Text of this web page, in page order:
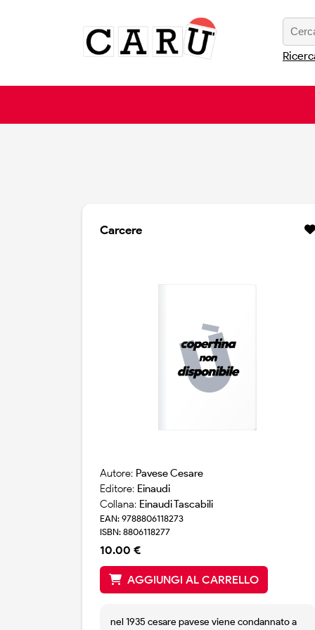
Carcere
Autore: Pavese Cesare
Editore: Einaudi
Collana: Einaudi Tascabili
EAN: 9788806118273
ISBN: 8806118277
10.00 €
AGGIUNGI AL CARRELLO
nel 1935 cesare pavese viene condannato a